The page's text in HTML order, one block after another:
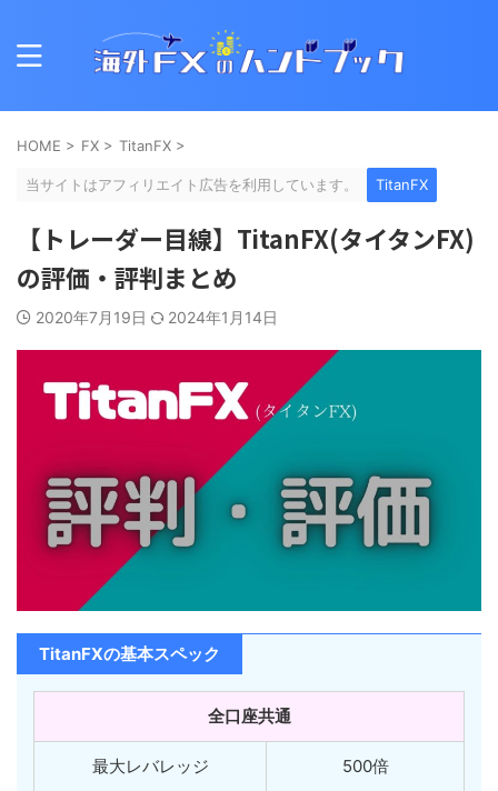
HOME > FX > TitanFX >
当サイトはアフィリエイト広告を利用しています。 TitanFX
【トレーダー目線】TitanFX(タイタンFX)
の評価・評判まとめ
2020年7月19日 2024年1月14日
TitanFXの基本スペック
全口座共通
最大レバレッジ 500倍